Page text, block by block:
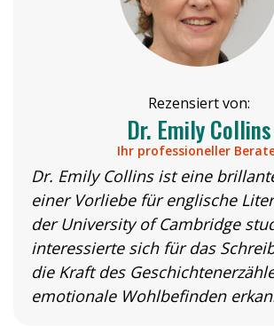
Rezensiert von:
Dr. Emily Collins
Ihr professioneller
Dr. Emily Collins ist eine
einer Vorliebe für englische
der University of Cambridge
interessierte sich für das
die Kraft des
emotionale Wohlbefinden